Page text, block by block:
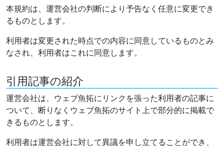
本規約は、運営会社の判断により予告なく任意に変更でき
るものとします。
利用者は変更された時点での内容に同意しているものとみ
なされ、利用者はこれに同意します。
引用記事の紹介
運営会社は、ウェブ魚拓にリンクを張った利用者の記事に
ついて、断りなくウェブ魚拓のサイト上で部分的に掲載で
きるものとします。
利用者は運営会社に対して異議を申し立てることができ、